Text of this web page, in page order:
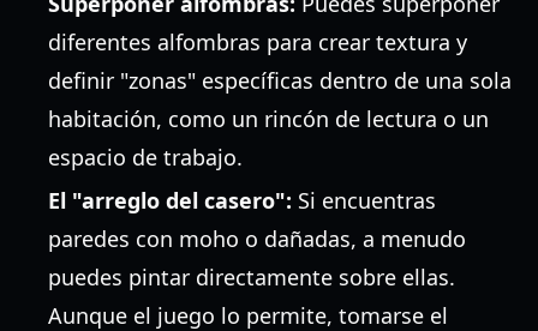
diferentes alfombras para crear textura y
definir "zonas" específicas dentro de una sola
habitación, como un rincón de lectura o un
espacio de trabajo.
El "arreglo del casero": Si encuentras
paredes con moho o dañadas, a menudo
puedes pintar directamente sobre ellas.
Aunque el juego lo permite, tomarse el